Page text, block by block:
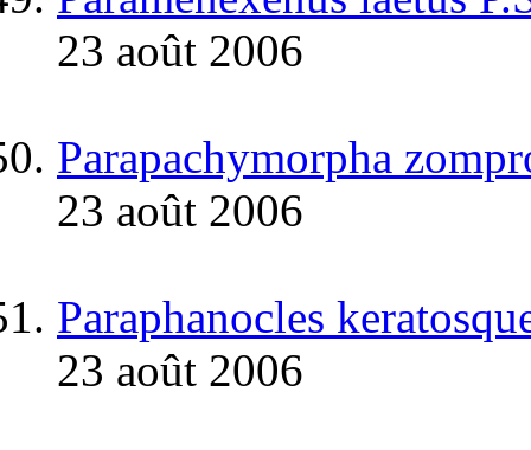
23 août 2006
Parapachymorpha
23 août 2006
Paraphanocles
23 août 2006